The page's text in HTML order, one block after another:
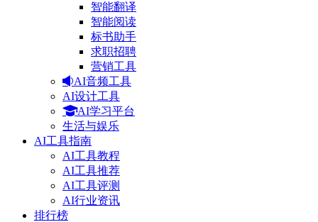
智能翻译
智能阅读
标书助手
求职招聘
营销工具
AI音频工具
AI设计工具
AI学习平台
生活与娱乐
AI工具指南
AI工具教程
AI工具推荐
AI工具评测
AI行业资讯
排行榜